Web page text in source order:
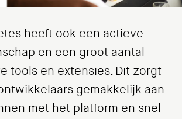
heeft ook een actieve
en een groot aantal
tools en extensies. Dit zorgt
gemakkelijk aan
met het platform en snel